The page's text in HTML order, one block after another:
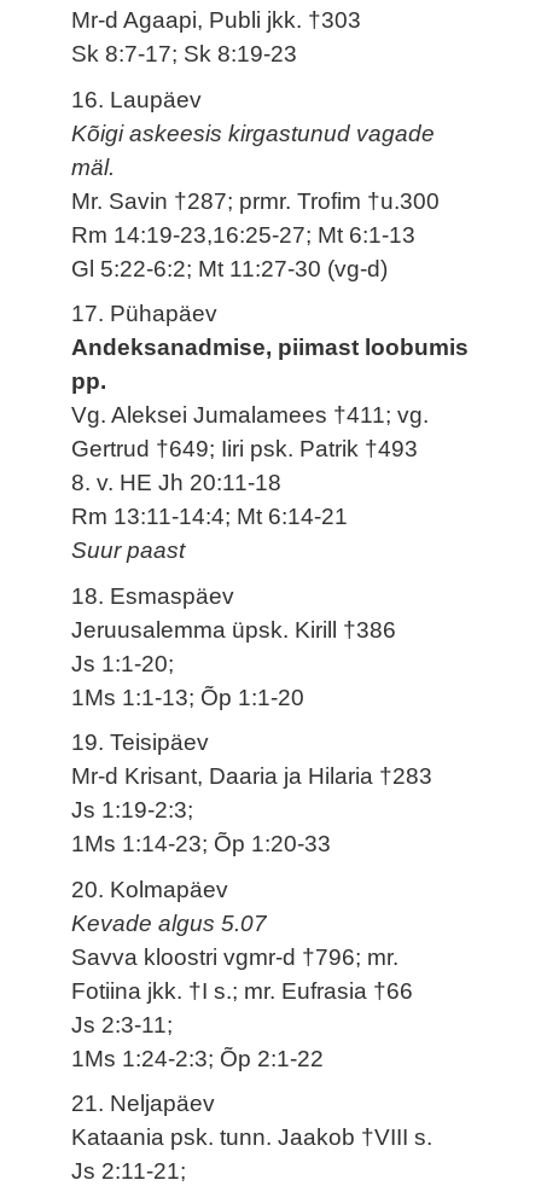
Mr-d Agaapi, Publi jkk. †303
Sk 8:7-17; Sk 8:19-23
16. Laupäev
Kõigi askeesis kirgastunud vagade
mäl.
Mr. Savin †287; prmr. Trofim †u.300
Rm 14:19-23,16:25-27; Mt 6:1-13
Gl 5:22-6:2; Mt 11:27-30 (vg-d)
17. Pühapäev
Andeksanadmise, piimast loobumis
pp.
Vg. Aleksei Jumalamees †411; vg.
Gertrud †649; Iiri psk. Patrik †493
8. v. HE Jh 20:11-18
Rm 13:11-14:4; Mt 6:14-21
Suur paast
18. Esmaspäev
Jeruusalemma üpsk. Kirill †386
Js 1:1-20;
1Ms 1:1-13; Õp 1:1-20
19. Teisipäev
Mr-d Krisant, Daaria ja Hilaria †283
Js 1:19-2:3;
1Ms 1:14-23; Õp 1:20-33
20. Kolmapäev
Kevade algus 5.07
Savva kloostri vgmr-d †796; mr.
Fotiina jkk. †I s.; mr. Eufrasia †66
Js 2:3-11;
1Ms 1:24-2:3; Õp 2:1-22
21. Neljapäev
Kataania psk. tunn. Jaakob †VIII s.
Js 2:11-21;